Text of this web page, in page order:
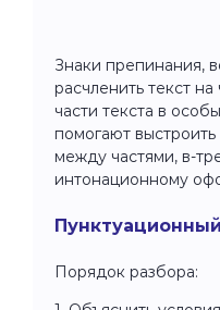
Знаки препинания,
расчленить текст
части текста в
помогают
между частями, в-
интонационному
Порядок разбора: